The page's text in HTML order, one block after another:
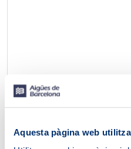
Aquesta pàgina web